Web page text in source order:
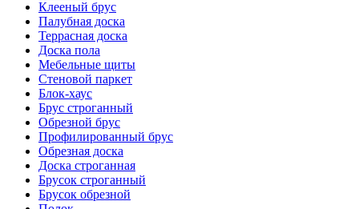
Клееный брус
Палубная доска
Террасная доска
Доска пола
Мебельные щиты
Стеновой паркет
Блок-хаус
Брус строганный
Обрезной брус
Профилированный брус
Обрезная доска
Доска строганная
Брусок строганный
Брусок обрезной